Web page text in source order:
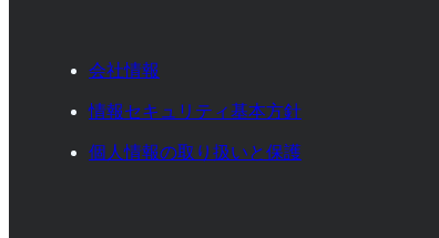
会社情報
情報セキュリティ基本方針
個人情報の取り扱いと保護